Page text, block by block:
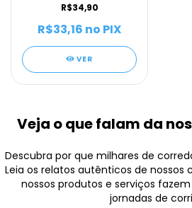
R$34,90
R$33,16 no PIX
VER
Veja o que falam da
Descubra por que milhares de
Leia os relatos autênticos de
nossos produtos e serviços
jornadas de